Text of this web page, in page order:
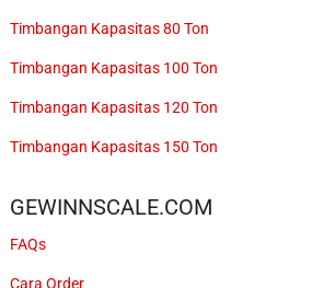
Timbangan Kapasitas 80 Ton
Timbangan Kapasitas 100 Ton
Timbangan Kapasitas 120 Ton
Timbangan Kapasitas 150 Ton
GEWINNSCALE.COM
FAQs
Cara Order